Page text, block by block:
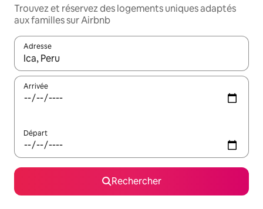
Trouvez et réservez des logements uniques adaptés
aux familles sur Airbnb
Adresse
Lorsque les résultats s'affichent, utilisez les flèches vers le
Arrivée
Départ
Rechercher